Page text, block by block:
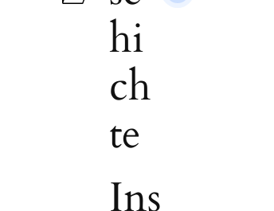
hi
ch
te
Ins